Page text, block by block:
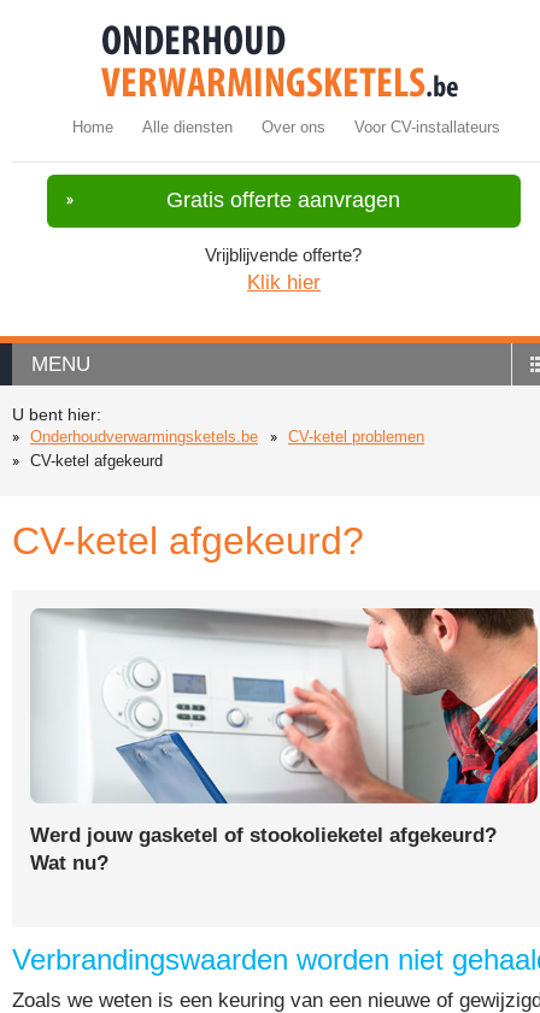
Home Alle diensten Over ons Voor CV-installateurs
Gratis offerte aanvragen
Vrijblijvende offerte?
Klik hier
MENU
U bent hier:
Onderhoudverwarmingsketels.be
CV-ketel problemen
CV-ketel afgekeurd
CV-ketel afgekeurd?
Werd jouw gasketel of stookolieketel afgekeurd?
Wat nu?
Verbrandingswaarden worden niet
Zoals we weten is een keuring van een nieuwe of